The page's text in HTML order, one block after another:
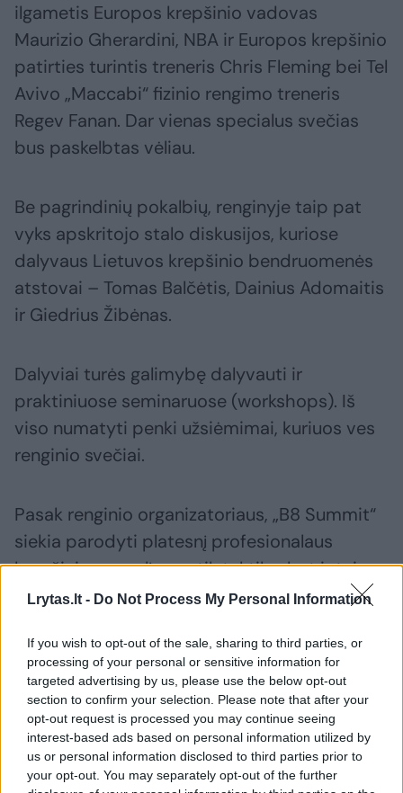
Lrytas.lt - Do Not Process My Personal Information
If you wish to opt-out of the sale, sharing to third parties, or
processing of your personal or sensitive information for
targeted advertising by us, please use the below opt-out
section to confirm your selection. Please note that after your
opt-out request is processed you may continue seeing
interest-based ads based on personal information utilized by
us or personal information disclosed to third parties prior to
your opt-out. You may separately opt-out of the further
ilgametis Europos krepšinio vadovas
Maurizio Gherardini, NBA ir Europos krepšinio
patirties turintis treneris Chris Fleming bei Tel
Avivo „Maccabi“ fizinio rengimo treneris
Regev Fanan. Dar vienas specialus svečias
bus paskelbtas vėliau.
Be pagrindinių pokalbių, renginyje taip pat
vyks apskritojo stalo diskusijos, kuriose
dalyvaus Lietuvos krepšinio bendruomenės
atstovai – Tomas Balčėtis, Dainius Adomaitis
ir Giedrius Žibėnas.
Dalyviai turės galimybę dalyvauti ir
praktiniuose seminaruose (workshops). Iš
viso numatyti penki užsiėmimai, kuriuos ves
renginio svečiai.
Pasak renginio organizatoriaus, „B8 Summit“
siekia parodyti platesnį profesionalaus
krepšinio pasaulį – ne tik taktiką, bet ir tai,
kas vyksta už aikštės ribų.
„Praėjusiais metais gavau komentarą, kad tai
buvo „visiškai nelietuviškas renginys“. Tai
buvo pasakyta su gera intencija – kaip
pozityvus pastebėjimas. Ir iš tiesų toks jis ir
turi būti. Mūsų krepšinio pasaulyje labai daug